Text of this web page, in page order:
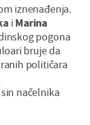
iznenađenja.
i Marina
pogona
bruje da
političara
načelnika